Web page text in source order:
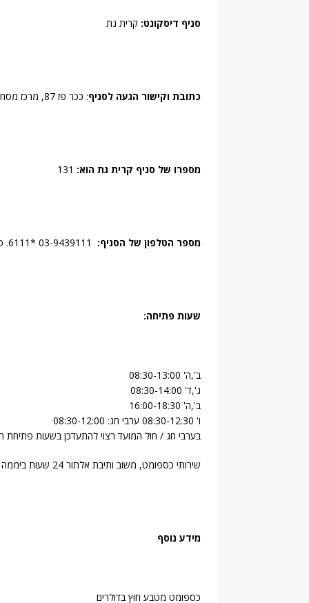
סניף דיסקונט: קרית גת
כתובת וקישור הגעה לסניף: ככר פז 87, מרכז מסחרי, קרית גת.
מספרו של סניף קרית גת הוא:
מספר הטלפון של הסניף:
שעות פתיחה:
ב',ה' 08:30-13:00
ג',ד' 08:30-14:00
ב',ה' 16:00-18:30
ו' 08:30-12:30 ערבי חג: 08:30-12:00
בערבי חג / חול המועד רצוי להתעדכן בשעות פתיחת
שירותי כספומט, משוב ותיבת אלתור 24 שעות ביממה
מידע נוסף
כספומט מטבע חוץ בדולרים